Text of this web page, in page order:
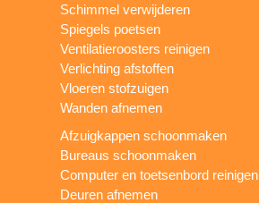
Schimmel verwijderen
Spiegels poetsen
Ventilatieroosters reinigen
Verlichting afstoffen
Vloeren stofzuigen
Wanden afnemen
Afzuigkappen schoonmaken
Bureaus schoonmaken
Computer en toetsenbord reinigen
Deuren afnemen